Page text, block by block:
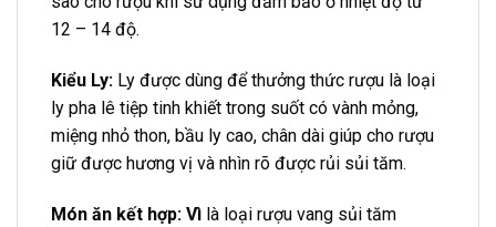
12 – 14 độ.
Kiểu Ly: Ly được dùng để thưởng thức rượu là loại
ly pha lê tiệp tinh khiết trong suốt có vành mỏng,
miệng nhỏ thon, bầu ly cao, chân dài giúp cho rượu
giữ được hương vị và nhìn rõ được rủi sủi tăm.
Món ăn kết hợp: Vì là loại rượu vang sủi tăm